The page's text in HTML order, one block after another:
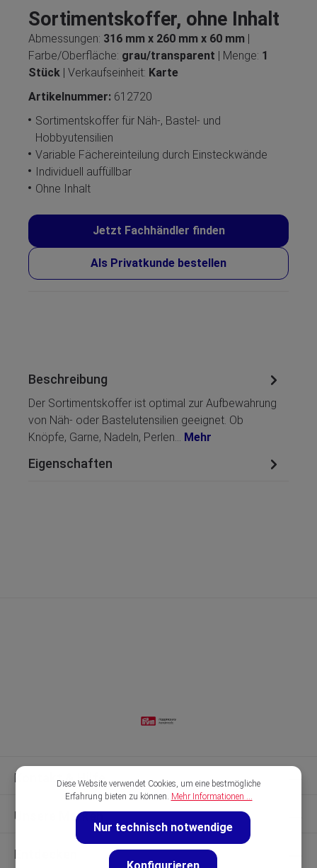
Sortimentskoffer, ohne Inhalt
Abmessungen: 316 mm x 260 mm x 60 mm |
Farbe/Oberfläche: grau/transparent | Menge: 1
Stück | Verkaufseinheit: Karte
Artikelnummer: 612720
Sortimentskoffer für Näh-, Bastel- und
Hobbyutensilien
Variable Fächereinteilung durch Einsteckwände
Individuell auffüllbar
Ohne Inhalt
Jetzt Fachhändler finden
Als Privatkunde bestellen
Beschreibung
Der Sortimentskoffer ist optimal zur Aufbewahrung
von Näh- oder Bastelutensilien geeignet. Ob
Knöpfe, Garne, Nadeln, Perlen… Mehr
Eigenschaften
Kontakt & Hilfe
Unsere Marken
Entdecken
Diese Website verwendet Cookies, um eine bestmögliche
Erfahrung bieten zu können. Mehr Informationen ...
Nur technisch notwendige